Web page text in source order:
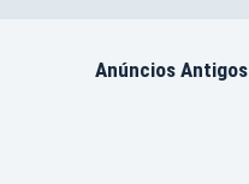
Anúncios Antigos